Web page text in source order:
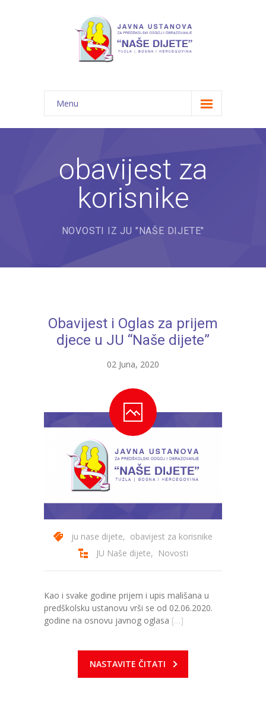
Menu
Početna
O nama
-- JU "Naše dijete"
-- Vrtići
---- Jelenko
---- Poletarac
---- Snjeguljica
---- Sunčica
---- Zeko
---- Zvončica
-- Galerija
-- COVID-19 Procedure
-- Javne nabavke
obavijest za
korisnike
NOVOSTI IZ JU "NAŠE DIJETE"
Obavijest i Oglas za prijem
djece u JU “Naše dijete”
02 Juna, 2020
ju nase dijete, obavijest za korisnike
JU Naše dijete, Novosti
Kao i svake godine prijem i upis mališana u
predškolsku ustanovu vrši se od 02.06.2020.
godine na osnovu javnog oglasa […]
NASTAVITE ČITATI